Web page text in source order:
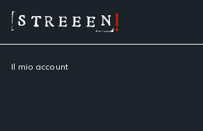
Il mio account